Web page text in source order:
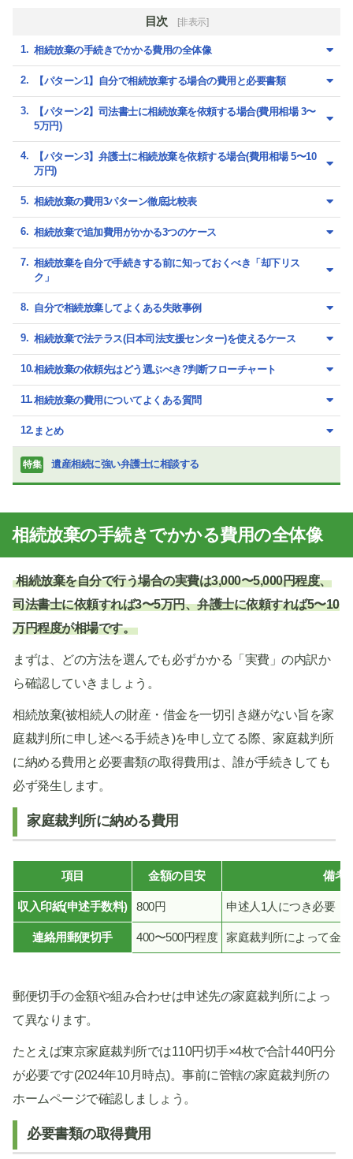
目次 [非表示]
相続放棄の手続きでかかる費用の全体像
【パターン1】自分で相続放棄する場合の費用と必要書類
【パターン2】司法書士に相続放棄を依頼する場合(費用相場 3〜
5万円)
【パターン3】弁護士に相続放棄を依頼する場合(費用相場 5〜10
万円)
相続放棄の費用3パターン徹底比較表
相続放棄で追加費用がかかる3つのケース
相続放棄を自分で手続きする前に知っておくべき「却下リス
ク」
自分で相続放棄してよくある失敗事例
相続放棄で法テラス(日本司法支援センター)を使えるケース
相続放棄の依頼先はどう選ぶべき?判断フローチャート
相続放棄の費用についてよくある質問
まとめ
特集 遺産相続に強い弁護士に相談する
相続放棄の手続きでかかる費用の全体像
相続放棄を自分で行う場合の実費は3,000〜5,000円程度、
司法書士に依頼すれば3〜5万円、弁護士に依頼すれば5〜10
万円程度が相場です。
まずは、どの方法を選んでも必ずかかる「実費」の内訳か
ら確認していきましょう。
相続放棄(被相続人の財産・借金を一切引き継がない旨を家
庭裁判所に申し述べる手続き)を申し立てる際、家庭裁判所
に納める費用と必要書類の取得費用は、誰が手続きしても
必ず発生します。
家庭裁判所に納める費用
項目 金額の目安 備考
収入印紙(申述手数料) 800円 申述人1人につき必要
連絡用郵便切手 400〜500円程度 家庭裁判所によって金
郵便切手の金額や組み合わせは申述先の家庭裁判所によっ
て異なります。
たとえば東京家庭裁判所では110円切手×4枚で合計440円分
が必要です(2024年10月時点)。事前に管轄の家庭裁判所の
ホームページで確認しましょう。
必要書類の取得費用